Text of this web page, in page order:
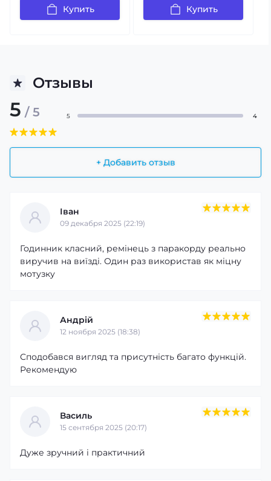
Купить Купить
Отзывы
5 / 5
+ Добавить отзыв
5 4
Іван
09 декабря 2025 (22:19)
Годинник класний, ремінець з паракорду реально
виручив на виїзді. Один раз використав як міцну
мотузку
Андрій
12 ноября 2025 (18:38)
Сподобався вигляд та присутність багато функцій.
Рекомендую
Василь
15 сентября 2025 (20:17)
Дуже зручний і практичний